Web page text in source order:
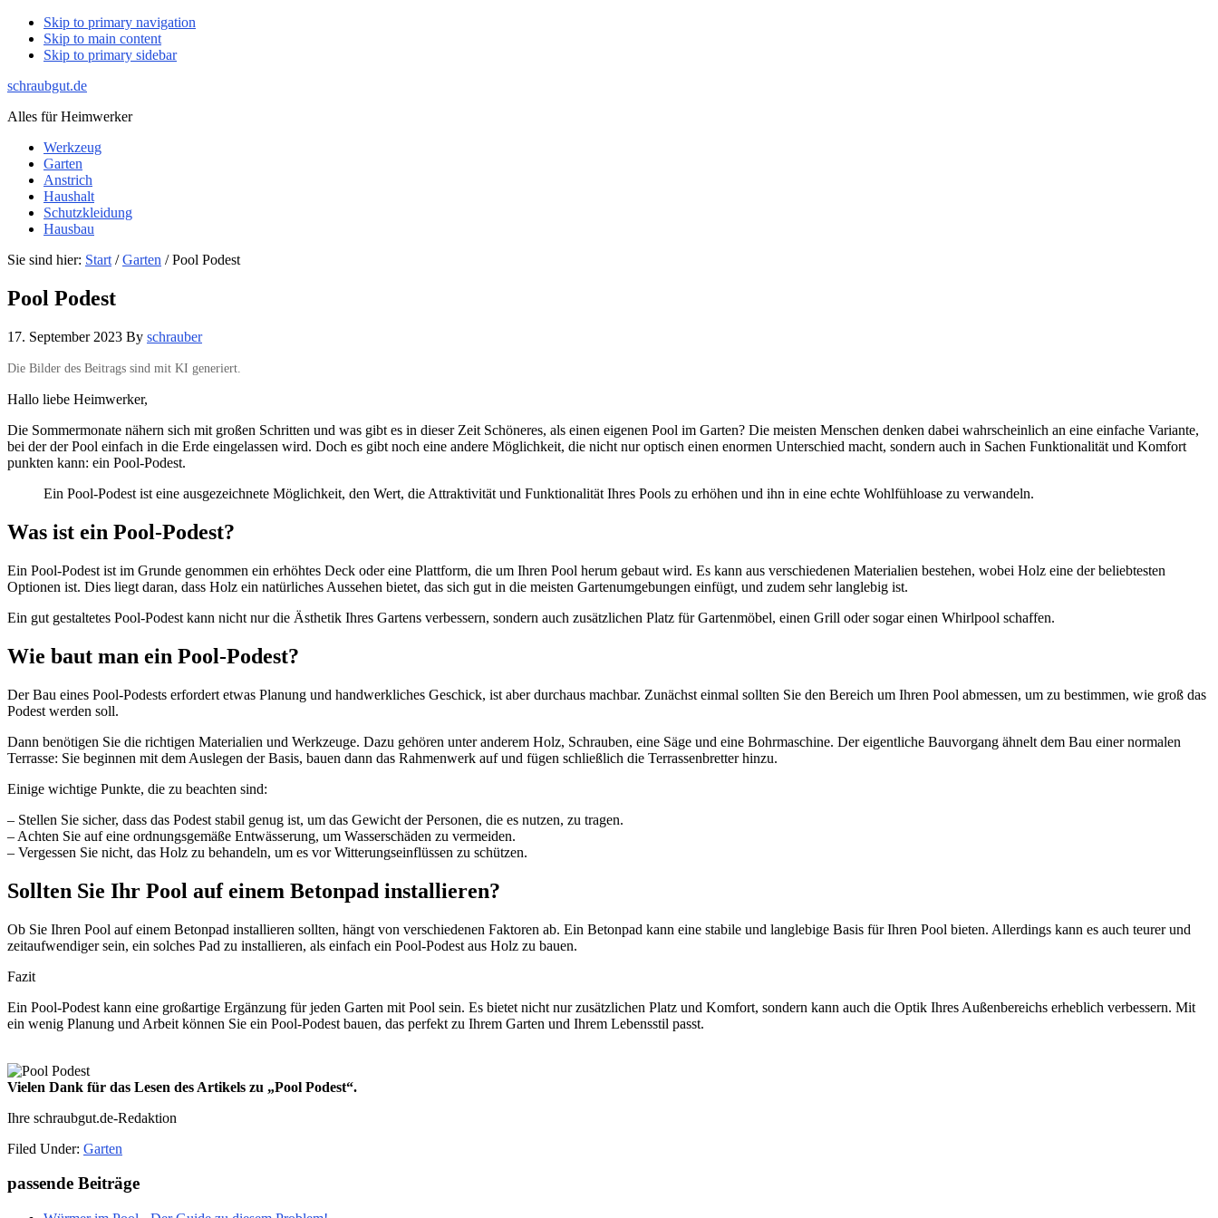
Skip to primary navigation
Skip to main content
Skip to primary sidebar
schraubgut.de
Alles für Heimwerker
Werkzeug
Garten
Anstrich
Haushalt
Schutzkleidung
Hausbau
Sie sind hier: Start /Garten / Pool Podest
Pool Podest
17. September 2023 By schrauber
Die Bilder des Beitrags sind mit KI generiert.
Hallo liebe Heimwerker,
Die Sommermonate nähern sich mit großen Schritten und was gibt es in dieser Zeit Schöneres, als einen eigenen Pool im Garten? Die meisten Menschen denken dabei wahrscheinlich an eine einfache Variante,
bei der der Pool einfach in die Erde eingelassen wird. Doch es gibt noch eine andere Möglichkeit, die nicht nur optisch einen enormen Unterschied macht, sondern auch in Sachen Funktionalität und Komfort
punkten kann: ein Pool-Podest.
Ein Pool-Podest ist eine ausgezeichnete Möglichkeit, den Wert, die Attraktivität und Funktionalität Ihres Pools zu erhöhen und ihn in eine echte Wohlfühloase zu verwandeln.
Was ist ein Pool-Podest?
Ein Pool-Podest ist im Grunde genommen ein erhöhtes Deck oder eine Plattform, die um Ihren Pool herum gebaut wird. Es kann aus verschiedenen Materialien bestehen, wobei Holz eine der beliebtesten
Optionen ist. Dies liegt daran, dass Holz ein natürliches Aussehen bietet, das sich gut in die meisten Gartenumgebungen einfügt, und zudem sehr langlebig ist.
Ein gut gestaltetes Pool-Podest kann nicht nur die Ästhetik Ihres Gartens verbessern, sondern auch zusätzlichen Platz für Gartenmöbel, einen Grill oder sogar einen Whirlpool schaffen.
Wie baut man ein Pool-Podest?
Der Bau eines Pool-Podests erfordert etwas Planung und handwerkliches Geschick, ist aber durchaus machbar. Zunächst einmal sollten Sie den Bereich um Ihren Pool abmessen, um zu bestimmen, wie groß das
Podest werden soll.
Dann benötigen Sie die richtigen Materialien und Werkzeuge. Dazu gehören unter anderem Holz, Schrauben, eine Säge und eine Bohrmaschine. Der eigentliche Bauvorgang ähnelt dem Bau einer normalen
Terrasse: Sie beginnen mit dem Auslegen der Basis, bauen dann das Rahmenwerk auf und fügen schließlich die Terrassenbretter hinzu.
Einige wichtige Punkte, die zu beachten sind:
– Stellen Sie sicher, dass das Podest stabil genug ist, um das Gewicht der Personen, die es nutzen, zu tragen.
– Achten Sie auf eine ordnungsgemäße Entwässerung, um Wasserschäden zu vermeiden.
– Vergessen Sie nicht, das Holz zu behandeln, um es vor Witterungseinflüssen zu schützen.
Sollten Sie Ihr Pool auf einem Betonpad installieren?
Ob Sie Ihren Pool auf einem Betonpad installieren sollten, hängt von verschiedenen Faktoren ab. Ein Betonpad kann eine stabile und langlebige Basis für Ihren Pool bieten. Allerdings kann es auch teurer und
zeitaufwendiger sein, ein solches Pad zu installieren, als einfach ein Pool-Podest aus Holz zu bauen.
Fazit
Ein Pool-Podest kann eine großartige Ergänzung für jeden Garten mit Pool sein. Es bietet nicht nur zusätzlichen Platz und Komfort, sondern kann auch die Optik Ihres Außenbereichs erheblich verbessern. Mit
ein wenig Planung und Arbeit können Sie ein Pool-Podest bauen, das perfekt zu Ihrem Garten und Ihrem Lebensstil passt.
Vielen Dank für das Lesen des Artikels zu „Pool Podest“.
Ihre schraubgut.de-Redaktion
Filed Under: Garten
Primary
Sidebar
passende Beiträge